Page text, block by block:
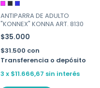
ANTIPARRA DE ADULTO
"KONNEX" KONNA ART. 8130
$35.000
$31.500 con
Transferencia o depósito
3 x $11.666,67 sin interés